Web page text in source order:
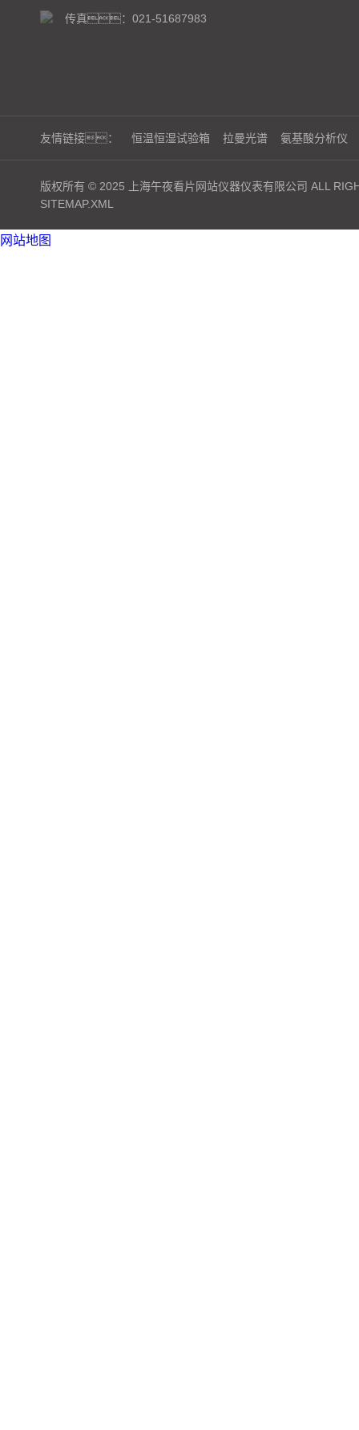
传真：021-51687983
友情链接： 恒温恒湿试验箱 拉曼光谱 氨基酸分析仪
版权所有 © 2025 上海午夜看片网站仪器仪表有限公司 ALL
SITEMAP.XML
网站地图